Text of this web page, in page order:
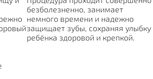
безболезненно, занимает
немного времени и надежно
защищает зубы, сохраняя улыбку
ребёнка здоровой и крепкой.